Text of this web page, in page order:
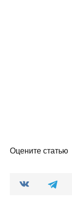
Оцените статью